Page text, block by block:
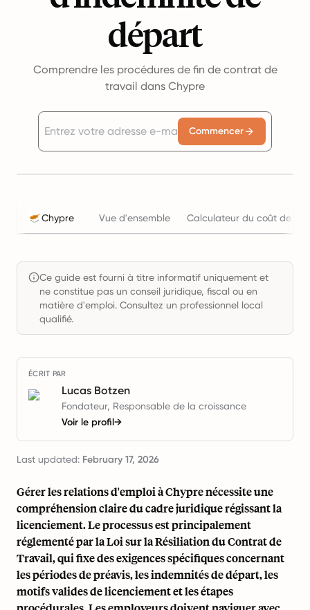
départ
Comprendre les procédures de fin de contrat de
travail dans Chypre
Commencer
Chypre Vue d'ensemble Calculateur du coût de
Ce guide est fourni à titre informatif uniquement et
ne constitue pas un conseil juridique, fiscal ou en
matière d'emploi. Consultez un professionnel local
qualifié.
ÉCRIT PAR
Lucas Botzen
Fondateur, Responsable de la croissance
Voir le profil→
Last updated: February 17, 2026
Gérer les relations d'emploi à Chypre nécessite une
compréhension claire du cadre juridique régissant la
licenciement. Le processus est principalement
réglementé par la Loi sur la Résiliation du Contrat de
Travail, qui fixe des exigences spécifiques concernant
les périodes de préavis, les indemnités de départ, les
motifs valides de licenciement et les étapes